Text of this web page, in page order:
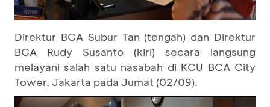
Direktur BCA Subur Tan (tengah) dan Direktur
BCA Rudy Susanto (kiri) secara langsung
melayani salah satu nasabah di KCU BCA City
Tower, Jakarta pada Jumat (02/09).